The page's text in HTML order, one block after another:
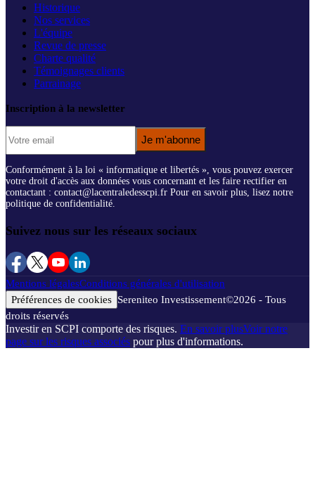
Historique
Nos services
L'équipe
Revue de presse
Charte qualité
Témoignages clients
Parrainage
Inscription à la newsletter
Je m'abonne
Conformément à la loi « informatique et libertés », vous pouvez exercer
votre droit d'accès aux données vous concernant et les faire rectifier en
contactant : contact@lacentraledesscpi.fr Pour en savoir plus, lisez notre
politique de confidentialité.
Suivez nous sur les réseaux sociaux
Mentions légalesConditions générales d'utilisation
Préférences de cookies Sereniteo Investissement©2026 - Tous
droits réservés
Investir en SCPI comporte des risques. En savoir plusVoir notre
page sur les risques associés pour plus d'informations.